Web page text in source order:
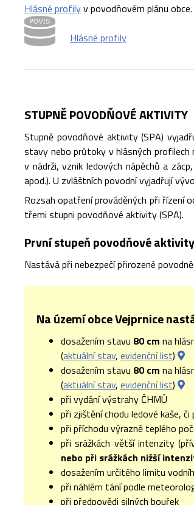
Hlásné profilyv povodňovém plánu
Hlásné profily
STUPNĚ POVODŇOVÉ AKTIVITY
Stupně povodňové aktivity (SPA)
stavy nebo průtoky v hlásných profilech
v nádrži, vznik ledových nápěchů a
apod.). U zvláštních povodní vyjadřují
Rozsah opatření prováděných při řízení
třemi stupni povodňové aktivity (SPA).
První stupeň povodňové aktivity
Nastává při nebezpečí přirozené
Na území obce Vejprnice
dosažením stavu 80 cm na
(aktuální stav, evidenční list)
dosažením stavu 80 cm na
(aktuální stav, evidenční list)
při vydání výstrahy ČHMÚ
při zjištění chodu ledové kaše,
při příchodu výrazně teplého
při srážkách větší intenzity
nebo při srážkách nižší
dosažením určitého limitu
při náhlém tání podle
při předpovědi silných bouřek